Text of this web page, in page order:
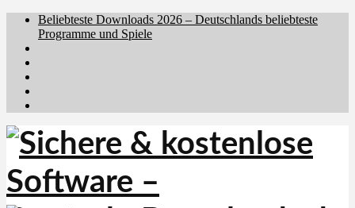
Beliebteste Downloads 2026 – Deutschlands beliebteste
Programme und Spiele